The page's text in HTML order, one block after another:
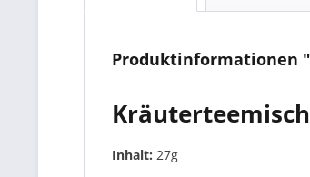
Produktinformationen
Inhalt: 27g